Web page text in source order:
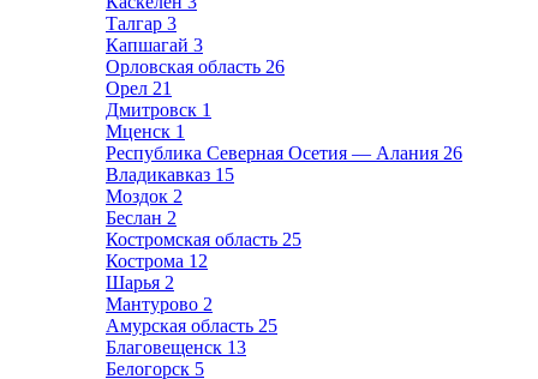
Талгар 3
Капшагай 3
Орловская область 26
Орел 21
Дмитровск 1
Мценск 1
Республика Северная Осетия — Алания 26
Владикавказ 15
Моздок 2
Беслан 2
Костромская область 25
Кострома 12
Шарья 2
Мантурово 2
Амурская область 25
Благовещенск 13
Белогорск 5